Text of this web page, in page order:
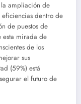
la ampliación de
dentro de
de puestos de
esta mirada de
de los
sus
(59%) está
el futuro de